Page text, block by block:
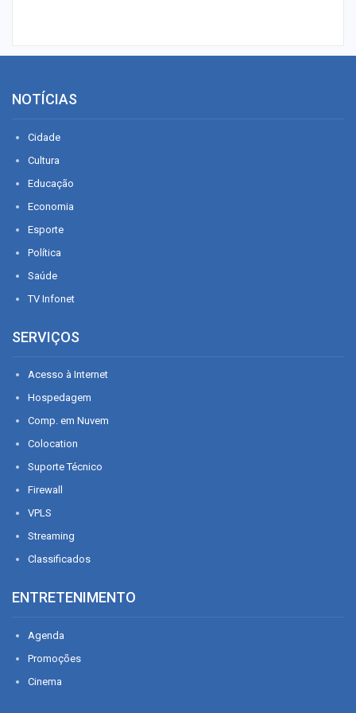
NOTÍCIAS
Cidade
Cultura
Educação
Economia
Esporte
Política
Saúde
TV Infonet
SERVIÇOS
Acesso à Internet
Hospedagem
Comp. em Nuvem
Colocation
Suporte Técnico
Firewall
VPLS
Streaming
Classificados
ENTRETENIMENTO
Agenda
Promoções
Cinema